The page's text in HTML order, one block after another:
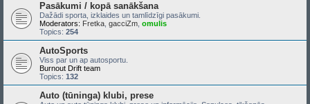
Pasākumi / kopā sanākšana
Dažādi sporta, izklaides un tamlīdzīgi pasākumi.
Moderators: Fretka gacciZm omulis
Topics: 254
AutoSports
Viss par un ap autosportu.
Burnout Drift team
Topics: 132
Auto (tūninga) klubi, prese